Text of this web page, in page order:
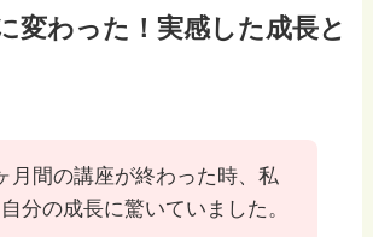
変わった！実感した成長と
月間の講座が終わった時、私
分の成長に驚いていました。